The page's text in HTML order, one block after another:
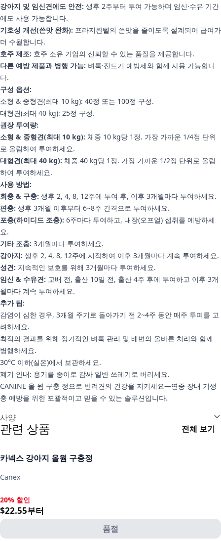
강아지 및 임신견에도 안전: 생후 2주부터 투여 가능하며 임신·수유 기간
에도 사용 가능합니다.
기호성 개선(쓴맛 완화): 프라지콴텔의 쓴맛을 줄이도록 설계되어 급여가
더 수월합니다.
호주 제조: 호주 소유 기업의 신뢰할 수 있는 품질을 제공합니다.
다른 예방 제품과 병행 가능: 벼룩·진드기 예방제와 함께 사용 가능합니
다.
구성 옵션:
소형 & 중형견(최대 10 kg): 40정 또는 100정 구성.
대형견(최대 40 kg): 25정 구성.
권장 투여량:
소형 & 중형견(최대 10 kg): 체중 10 kg당 1정. 가장 가까운 1/4정 단위
로 올림하여 투여하세요.
대형견(최대 40 kg): 체중 40 kg당 1정. 가장 가까운 1/2정 단위로 올림
하여 투여하세요.
사용 방법:
회충 & 구충: 생후 2, 4, 8, 12주에 투여 후, 이후 3개월마다 투여하세요.
편충: 생후 3개월 이후부터 6~8주 간격으로 투여하세요.
포충(하이디드 조충): 6주마다 투여하고, 내장(오프얼) 섭취를 예방하세
요.
기타 조충: 3개월마다 투여하세요.
강아지: 생후 2, 4, 8, 12주에 시작하여 이후 3개월마다 계속 투여하세요.
성견: 지속적인 보호를 위해 3개월마다 투여하세요.
임신 & 수유견: 교배 전, 출산 10일 전, 출산 4주 후에 투여하고 이후 3개
월마다 계속 투여하세요.
추가 팁:
감염이 심한 경우, 3개월 주기로 돌아가기 전 2~4주 동안 매주 투여를 고
려하세요.
최적의 결과를 위해 정기적인 벼룩 관리 및 배변의 올바른 처리와 함께
병행하세요.
30°C 이하(실온)에서 보관하세요.
폐기 안내: 용기를 종이로 감싸 일반 쓰레기로 버리세요.
CANINE 올 웜 구충 정으로 반려견의 건강을 지키세요—연중 장내 기생
충 예방을 위한 포괄적이고 믿을 수 있는 솔루션입니다.
사양
관련 상품 전체 보기
카넥스 강아지 올웜 구충정
Canex
20% 할인, $22.55부터
20% 할인
$22.55부터
품절